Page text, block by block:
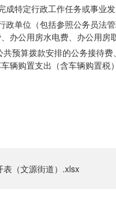
成特定行政工作任务或事业
政单位（包括参照公务员法
办公用房水电费、办公用
共预算拨款安排的公务接待
辆购置支出（含车辆购置
（文源街道）.xlsx